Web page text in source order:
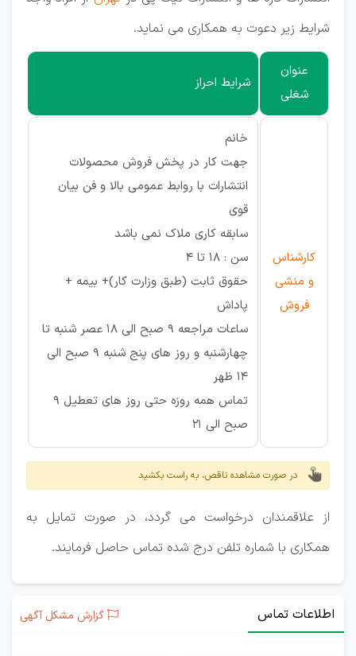
شرایط زیر دعوت به همکاری می نماید.
عنوان
شغلی
شرایط احراز
کارشناس
و منشی
فروش
خانم
جهت کار در پخش فروش محصولات
انتشارات با روابط عمومی بالا و فن بیان
قوی
سابقه کاری ملاک نمی باشد
سن : ۱۸ تا ۴
حقوق ثابت (طبق وزارت کار)+ بیمه +
پاداش
ساعات مراجعه ۹ صبح الی ۱۸ عصر شنبه تا
چهارشنبه و روز های پنج شنبه ۹ صبح الی
۱۴ ظهر
تماس همه روزه حتی روز های تعطیل ۹
صبح الی ۲۱
در صورت مشاهده ناقص، به راست بکشید
از علاقمندان درخواست می گردد، در صورت تمایل به
همکاری با شماره تلفن درج شده تماس حاصل فرمایند.
اطلاعات تماس گزارش مشکل آگهی